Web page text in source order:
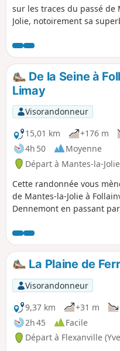
sur les traces du passé de
Jolie, notoirement sa
la Seine pour le retour.
De la Seine à
Limay
Visorandonneur
15,01 km
+176 m
4h 50
Moyenne
Départ à Mantes-la-
Cette randonnée vous
de Mantes-la-Jolie à
Dennemont en passant
Français). Vous longerez la
vous vous baladerez à
champs. Vous découvrirez
points de vue notamment
sa collégiale.
La Plaine de
Visorandonneur
9,37 km
+31 m
2h 45
Facile
Départ à Flexanville